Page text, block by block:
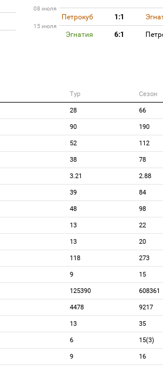
08 июля
Петрокуб 1:1
15 июля
Эгнатия 6:1
Тур Сезон
28 66
90 190
52 112
38 78
3.21 2.88
39 84
48 98
13 22
13 20
118 273
9 15
125390 608361
4478 9217
13 35
6 15(3)
9 16